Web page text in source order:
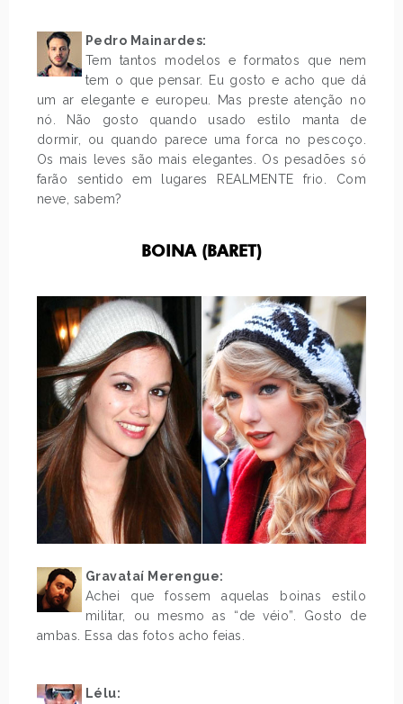
Pedro Mainardes:
Tem tantos modelos e formatos que nem
tem o que pensar. Eu gosto e acho que dá
um ar elegante e europeu. Mas preste atenção no
nó. Não gosto quando usado estilo manta de
dormir, ou quando parece uma forca no pescoço.
Os mais leves são mais elegantes. Os pesadões só
farão sentido em lugares REALMENTE frio. Com
neve, sabem?
BOINA (BARET)
Gravataí Merengue:
Achei que fossem aquelas boinas estilo
militar, ou mesmo as “de véio”. Gosto de
ambas. Essa das fotos acho feias.
Lélu: